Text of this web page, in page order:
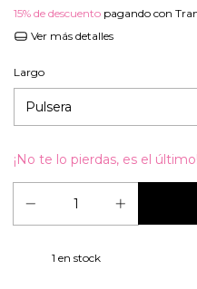
15% de descuento pagando con
Ver más detalles
Largo
¡No te lo pierdas, es el último!
1 en stock